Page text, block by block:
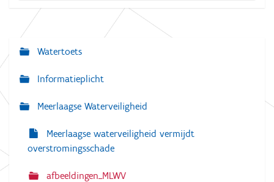
v
o
e
o
l
d
e
N
a
i
Watertoets
Informatieplicht
Meerlaagse Waterveiligheid
Meerlaagse waterveiligheid vermijdt
overstromingsschade
afbeeldingen_MLWV